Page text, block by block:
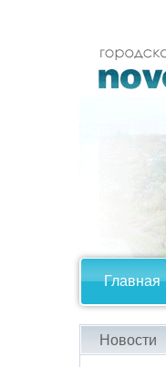
Главная
Новости